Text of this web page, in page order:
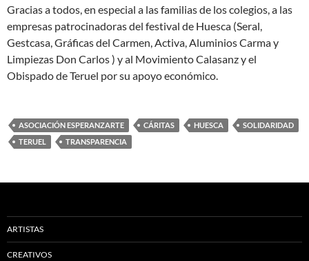
Gracias a todos, en especial a las familias de los colegios, a las
empresas patrocinadoras del festival de Huesca (Seral,
Gestcasa, Gráficas del Carmen, Activa, Aluminios Carma y
Limpiezas Don Carlos ) y al Movimiento Calasanz y el
Obispado de Teruel por su apoyo económico.
ASOCIACIÓN ESPERANZARTE CÁRITAS HUESCA
SOLIDARIDAD
TERUEL
TRANSPARENCIA
ARTISTAS
CREATIVOS